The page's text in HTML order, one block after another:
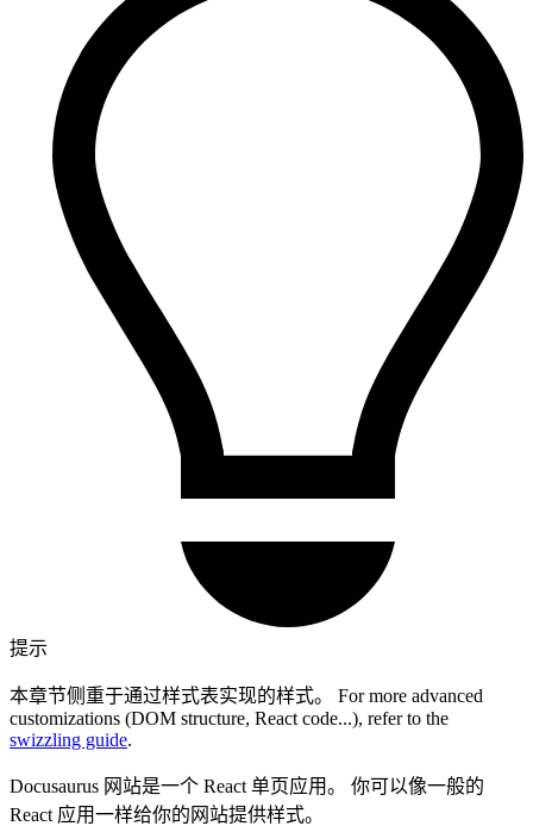
提示
本章节侧重于通过样式表实现的样式。 For more advanced
customizations (DOM structure, React code...), refer to the
swizzling guide.
Docusaurus 网站是一个 React 单页应用。 你可以像一般的
React 应用一样给你的网站提供样式。